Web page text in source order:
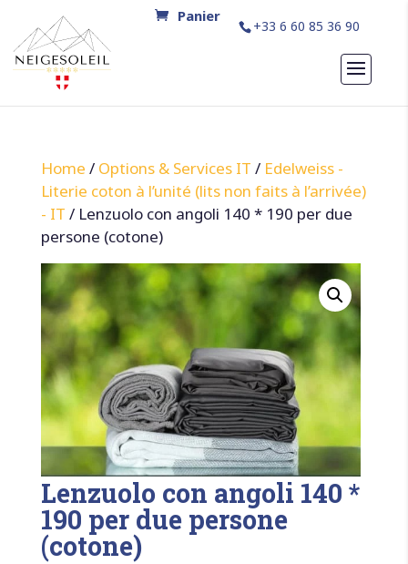
+33 6 60 85 36 90
Home / Options & Services IT / Edelweiss -
Literie coton à l’unité (lits non faits à l’arrivée)
- IT / Lenzuolo con angoli 140 * 190 per due
persone (cotone)
Lenzuolo con angoli 140 *
190 per due persone
(cotone)